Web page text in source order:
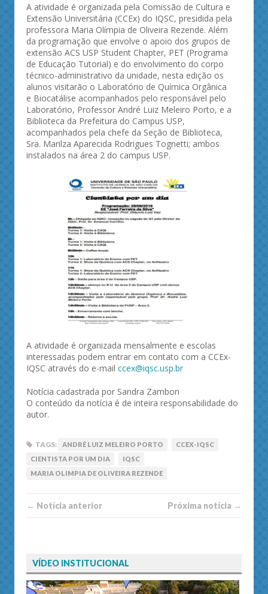
A atividade é organizada pela Comissão de Cultura e
Extensão Universitária (CCEx) do IQSC, presidida pela
professora Maria Olímpia de Oliveira Rezende. Além
da programação que envolve o apoio dos grupos de
extensão ACS USP Student Chapter, PET (Programa
de Educação Tutorial) e do envolvimento do corpo
técnico-administrativo da unidade, nesta edição os
alunos visitarão o Laboratório de Química Orgânica
e Biocatálise acompanhados pelo responsável pelo
Laboratório, Professor André Luiz Meleiro Porto, e a
Biblioteca da Prefeitura do Campus USP,
acompanhados pela chefe da Seção de Biblioteca,
Sra. Marilza Aparecida Rodrigues Tognetti; ambos
instalados na área 2 do campus USP.
A atividade é organizada mensalmente e escolas
interessadas podem entrar em contato com a CCEx-
IQSC através do e-mail ccex@iqsc.usp.br
Notícia cadastrada por Sandra Zambon
O conteúdo da notícia é de inteira responsabilidade do
autor.
TAGS: ANDRÉ LUIZ MELEIRO PORTO
CCEX-IQSC
CIENTISTA POR UM DIA
IQSC
MARIA OLIMPIA DE OLIVEIRA REZENDE
← Notí­cia anterior Próxima notí­­cia →
VÍDEO INSTITUCIONAL